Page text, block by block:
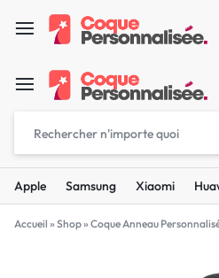
Apple Samsung Xiaomi
Accueil » Shop» Coque Anneau